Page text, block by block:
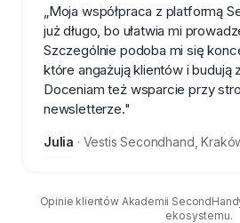
„Moja współpraca z platformą
już długo, bo ułatwia mi
Szczególnie podoba mi się
które angażują klientów i budują
Doceniam też wsparcie przy
newsletterze."
Julia · Vestis Secondhand,
Opinie klientów Akademii
ekosystemu.